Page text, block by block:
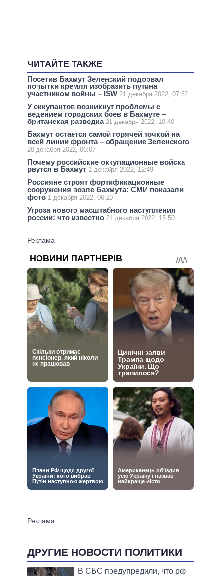
ЧИТАЙТЕ ТАКЖЕ
Посетив Бахмут Зеленский подорвал
попытки кремля изобразить путина
участником войны – ISW 21 декабря 2022, 07:52
У оккупантов возникнут проблемы с
ведением городских боев в Бахмуте –
британская разведка 21 декабря 2022, 10:40
Бахмут остается самой горячей точкой на
всей линии фронта – обращение Зеленского
20 декабря 2022, 06:07
Почему российские оккупационные войска
рвутся в Бахмут 1 декабря 2022, 12:49
Россияне строят фортификационные
сооружения возле Бахмута: СМИ показали
фото 1 декабря 2022, 06:20
Угроза нового масштабного наступления
россии: что известно 21 декабря 2022, 15:50
ДРУГИЕ НОВОСТИ ПОЛИТИКИ
В СБС предупредили, что рф